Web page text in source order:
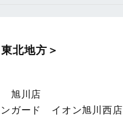
北地方＞
旭川店
ガード イオン旭川西店